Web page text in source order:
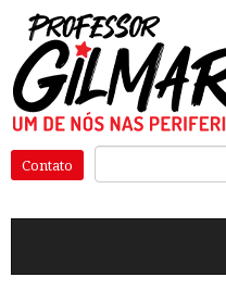
Pular
para
o
conteúdo
Contato